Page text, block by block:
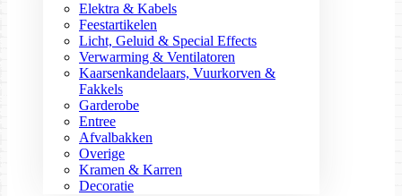
Elektra & Kabels
Feestartikelen
Licht, Geluid & Special Effects
Verwarming & Ventilatoren
Kaarsenkandelaars, Vuurkorven &
Fakkels
Garderobe
Entree
Afvalbakken
Overige
Kramen & Karren
Decoratie